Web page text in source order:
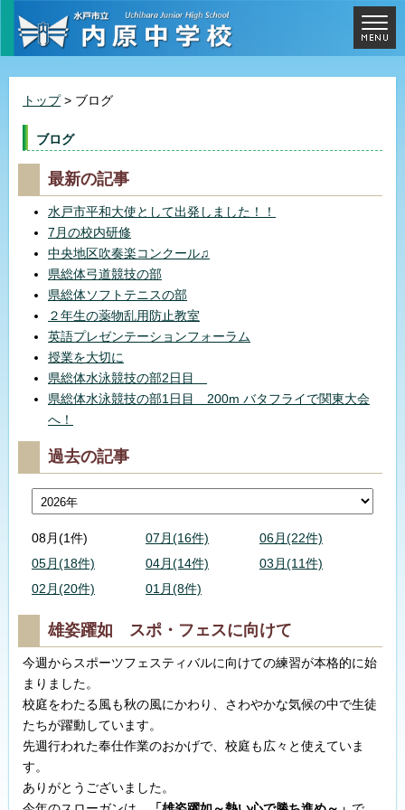
トップ> ブログ
ブログ
最新の記事
水戸市平和大使として出発しました！！
7月の校内研修
中央地区吹奏楽コンクール♫
県総体弓道競技の部
県総体ソフトテニスの部
２年生の薬物乱用防止教室
英語プレゼンテーションフォーラム
授業を大切に
県総体水泳競技の部2日目
県総体水泳競技の部1日目 200m バタフライで関東大会
へ！
過去の記事
08月(1件) 07月(16件)
06月(22件)
05月(18件)
04月(14件)
03月(11件)
02月(20件)
01月(8件)
雄姿躍如 スポ・フェスに向けて
今週からスポーツフェスティバルに向けての練習が本格的に始
まりました。
校庭をわたる風も秋の風にかわり、さわやかな気候の中で生徒
たちが躍動しています。
先週行われた奉仕作業のおかげで、校庭も広々と使えていま
す。
ありがとうございました。